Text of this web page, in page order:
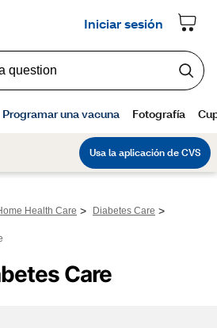
Health Care > Diabetes Care >
Care